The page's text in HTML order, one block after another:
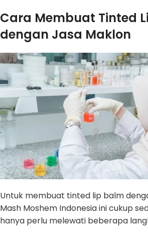
Cara Membuat Tinted
dengan Jasa Maklon
Untuk membuat tinted lip balm
Mash Moshem Indonesia ini cukup
hanya perlu melewati beberapa